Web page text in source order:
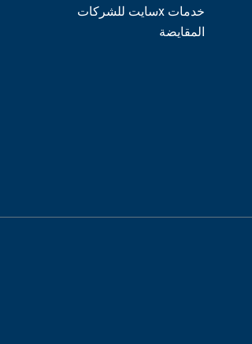
خدمات xسايت للشركات
المقايضة